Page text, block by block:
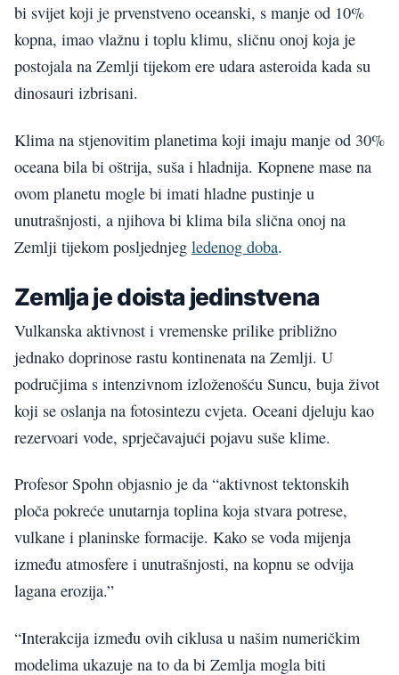
bi svijet koji je prvenstveno oceanski, s manje od 10%
kopna, imao vlažnu i toplu klimu, sličnu onoj koja je
postojala na Zemlji tijekom ere udara asteroida kada su
dinosauri izbrisani.
Klima na stjenovitim planetima koji imaju manje od 30%
oceana bila bi oštrija, suša i hladnija. Kopnene mase na
ovom planetu mogle bi imati hladne pustinje u
unutrašnjosti, a njihova bi klima bila slična onoj na
Zemlji tijekom posljednjeg ledenog doba.
Zemlja je doista jedinstvena
Vulkanska aktivnost i vremenske prilike približno
jednako doprinose rastu kontinenata na Zemlji. U
područjima s intenzivnom izloženošću Suncu, buja život
koji se oslanja na fotosintezu cvjeta. Oceani djeluju kao
rezervoari vode, sprječavajući pojavu suše klime.
Profesor Spohn objasnio je da “aktivnost tektonskih
ploča pokreće unutarnja toplina koja stvara potrese,
vulkane i planinske formacije. Kako se voda mijenja
između atmosfere i unutrašnjosti, na kopnu se odvija
lagana erozija.”
“Interakcija između ovih ciklusa u našim numeričkim
modelima ukazuje na to da bi Zemlja mogla biti